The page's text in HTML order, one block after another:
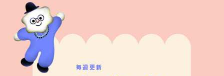
毎週更新